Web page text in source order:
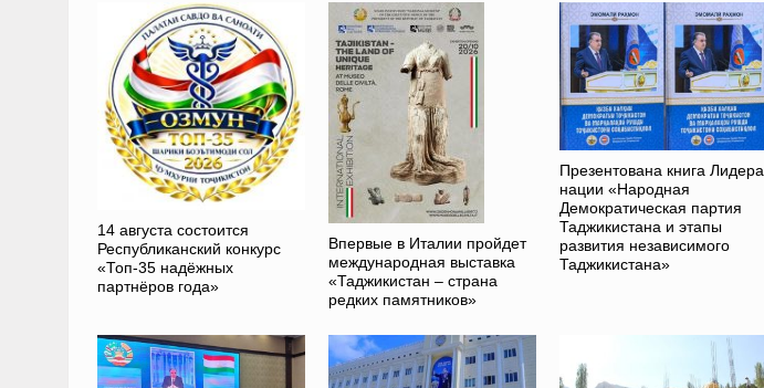
14 августа состоится
Республиканский конкурс
«Топ-35 надёжных
партнёров года»
Впервые в Италии пройдет
международная выставка
«Таджикистан – страна
редких памятников»
Презентована книга Лидера
нации «Народная
Демократическая партия
Таджикистана и этапы
развития независимого
Таджикистана»